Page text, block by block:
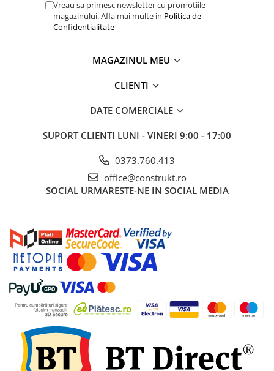
Vreau sa primesc newsletter cu promotiile
magazinului. Afla mai multe in Politica de
Confidentialitate
MAGAZINUL MEU
CLIENTI
DATE COMERCIALE
SUPORT CLIENTI LUNI - VINERI 9:00 - 17:00
0373.760.413
office@construkt.ro
SOCIAL URMARESTE-NE IN SOCIAL MEDIA